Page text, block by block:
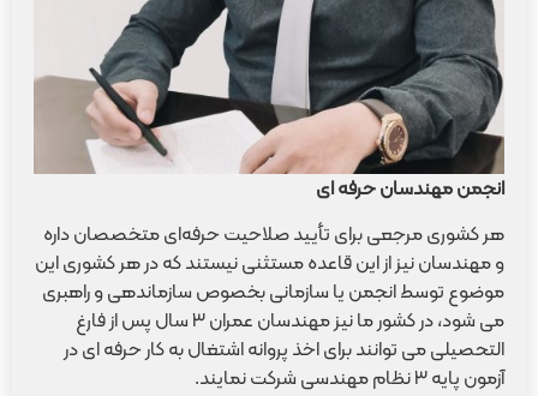
انجمن مهندسان حرفه ای
هر کشوری مرجعی برای تأیید صلاحیت حرفه‌ای متخصصان داره
و مهندسان نیز از این قاعده مستثنی نیستند که در هر کشوری این
موضوع توسط انجمن یا سازمانی بخصوص سازماندهی و راهبری
می شود، در کشور ما نیز مهندسان عمران ۳ سال پس از فارغ
التحصیلی می توانند برای اخذ پروانه اشتغال به کار حرفه ای در
آزمون پایه ۳ نظام مهندسی شرکت نمایند.